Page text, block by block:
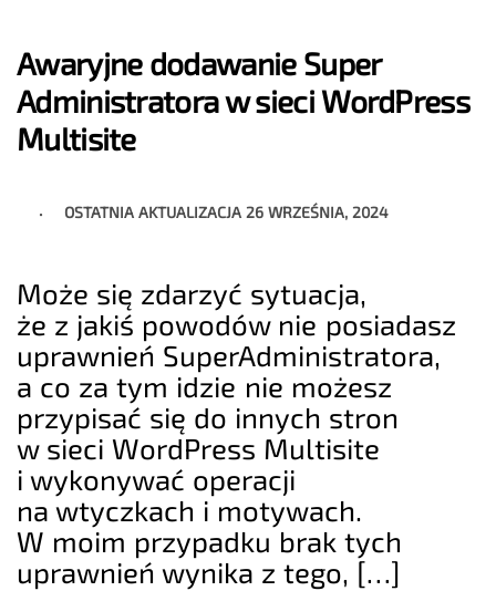
Awaryjne dodawanie Super
Administratora w sieci WordPress
Multisite
OSTATNIA AKTUALIZACJA 26 WRZEŚNIA, 2024
Może się zdarzyć sytuacja,
że z jakiś powodów nie posiadasz
uprawnień SuperAdministratora,
a co za tym idzie nie możesz
przypisać się do innych stron
w sieci WordPress Multisite
i wykonywać operacji
na wtyczkach i motywach.
W moim przypadku brak tych
uprawnień wynika z tego, […]